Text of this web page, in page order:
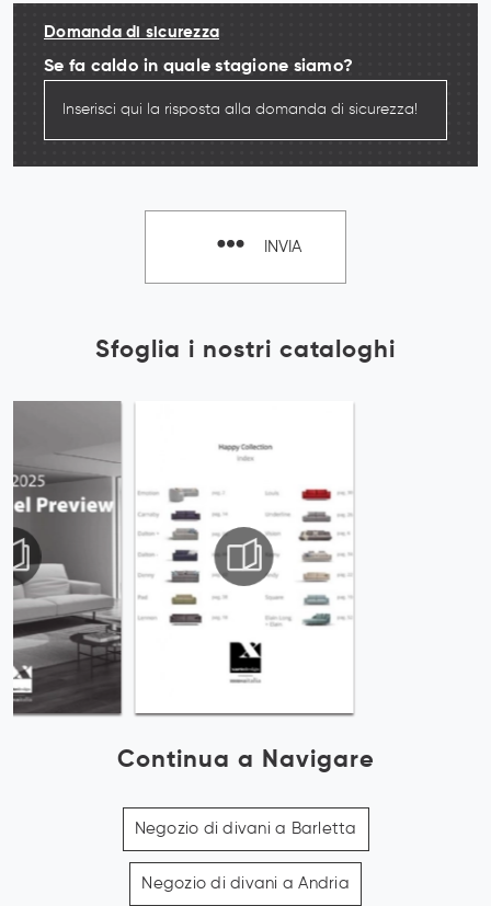
Sfoglia i nostri cataloghi
Continua a Navigare
Negozio di divani a Barletta
Negozio di divani a Andria
Domanda di sicurezza
Se fa caldo in quale stagione siamo?
INVIA